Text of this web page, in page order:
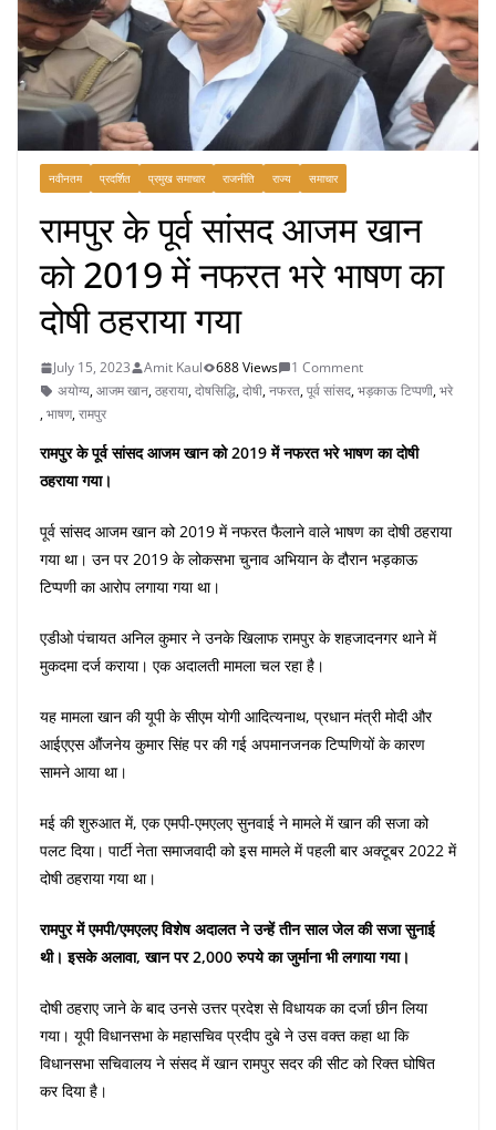
नवीनतम प्रदर्शित प्रमुख समाचार राजनीति राज्य समाचार
रामपुर के पूर्व सांसद आजम खान
को 2019 में नफरत भरे भाषण का
दोषी ठहराया गया
July 15, 2023 Amit Kaul 688 Views
1 Comment
अयोग्य,आजम खान,ठहराया,दोषसिद्धि,दोषी,नफरत,पूर्व सांसद,भड़काऊ टिप्पणी,भरे
,भाषण,रामपुर
रामपुर के पूर्व सांसद आजम खान को 2019 में नफरत भरे भाषण का दोषी
ठहराया गया।
पूर्व सांसद आजम खान को 2019 में नफरत फैलाने वाले भाषण का दोषी ठहराया
गया था। उन पर 2019 के लोकसभा चुनाव अभियान के दौरान भड़काऊ
टिप्पणी का आरोप लगाया गया था।
एडीओ पंचायत अनिल कुमार ने उनके खिलाफ रामपुर के शहजादनगर थाने में
मुकदमा दर्ज कराया। एक अदालती मामला चल रहा है।
यह मामला खान की यूपी के सीएम योगी आदित्यनाथ, प्रधान मंत्री मोदी और
आईएएस औंजनेय कुमार सिंह पर की गई अपमानजनक टिप्पणियों के कारण
सामने आया था।
मई की शुरुआत में, एक एमपी-एमएलए सुनवाई ने मामले में खान की सजा को
पलट दिया। पार्टी नेता समाजवादी को इस मामले में पहली बार अक्टूबर 2022 में
दोषी ठहराया गया था।
रामपुर में एमपी/एमएलए विशेष अदालत ने उन्हें तीन साल जेल की सजा सुनाई
थी। इसके अलावा, खान पर 2,000 रुपये का जुर्माना भी लगाया गया।
दोषी ठहराए जाने के बाद उनसे उत्तर प्रदेश से विधायक का दर्जा छीन लिया
गया। यूपी विधानसभा के महासचिव प्रदीप दुबे ने उस वक्त कहा था कि
विधानसभा सचिवालय ने संसद में खान रामपुर सदर की सीट को रिक्त घोषित
कर दिया है।